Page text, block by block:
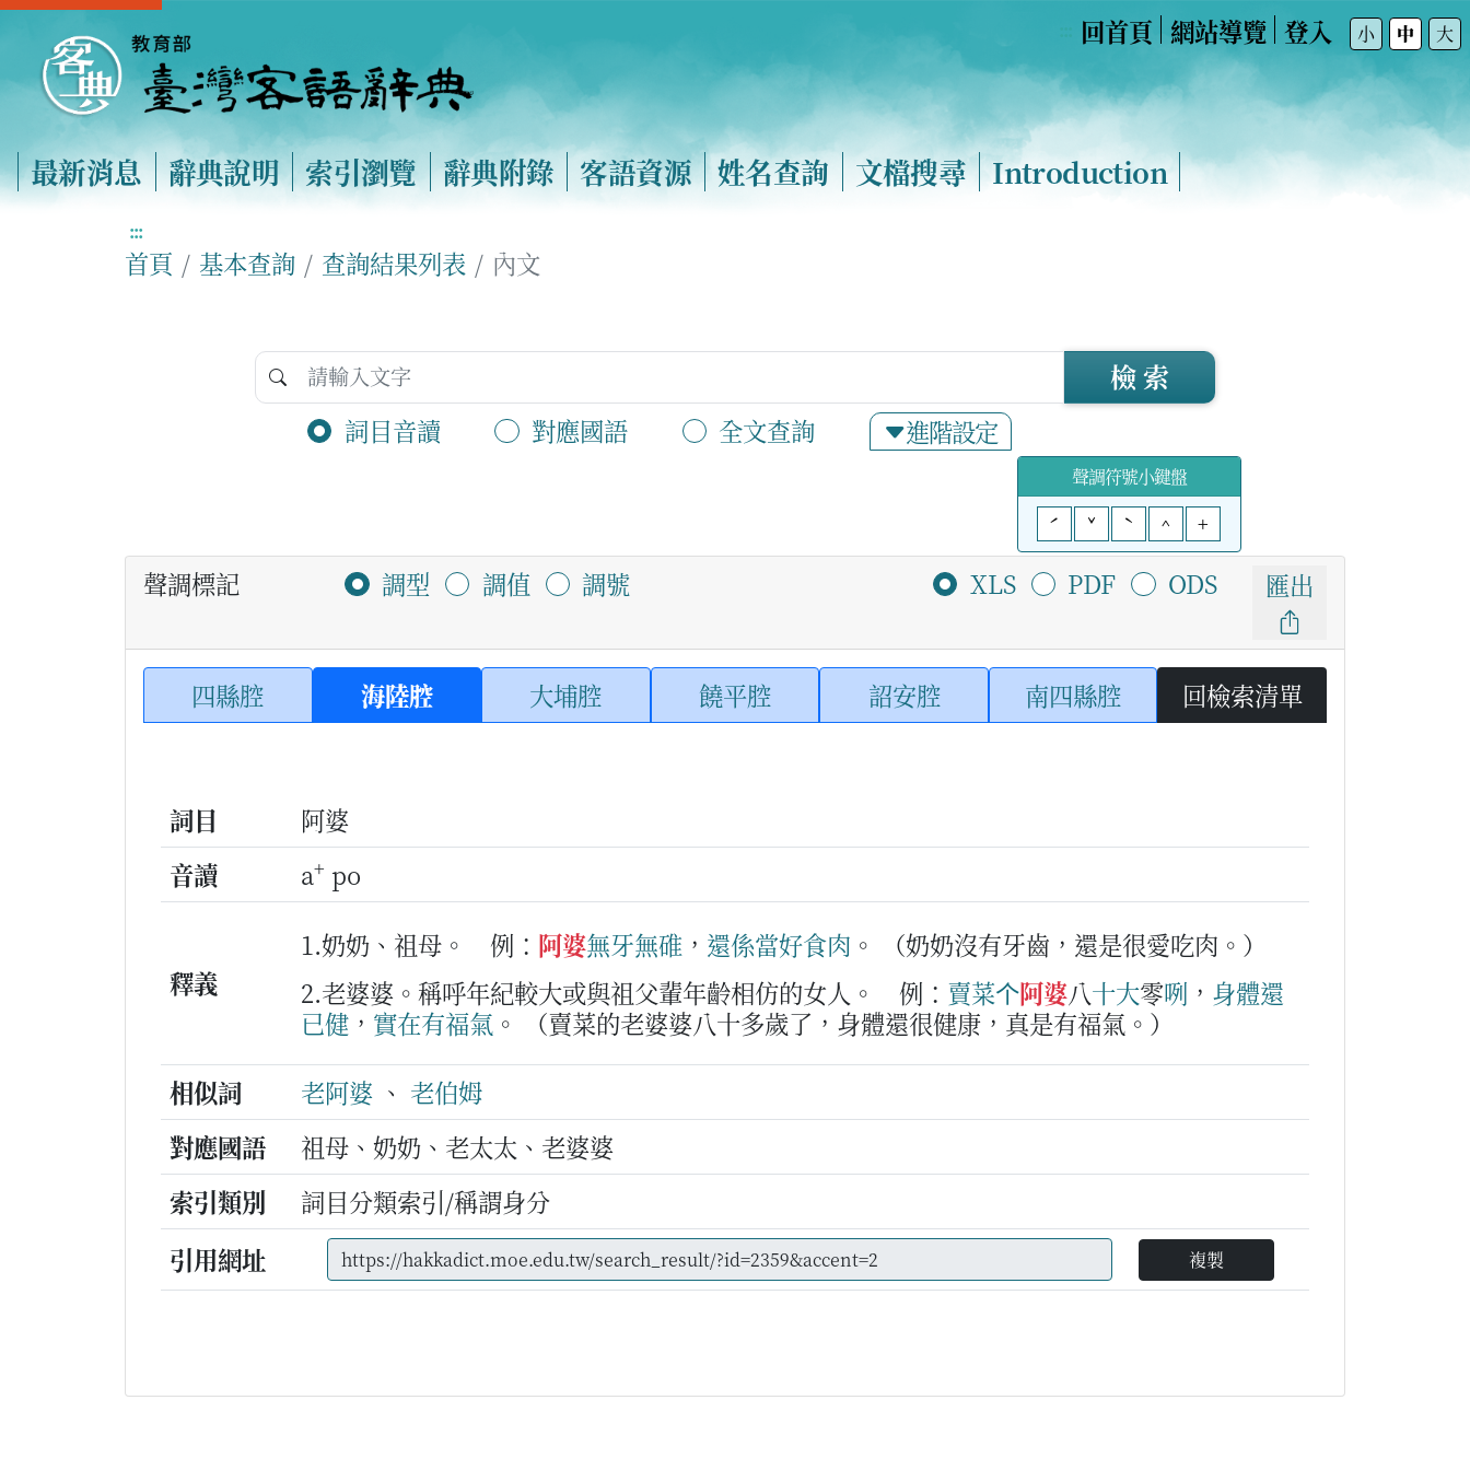
回首頁 網站導覽 登入 小 中 大
最新消息 辭典說明 索引瀏覽 辭典附錄 客語資源 姓名查詢 文檔搜尋 Introduction
:::
首頁 基本查詢 查詢結果列表 內文
詞目音讀 對應國語 全文查詢 進階設定
檢 索
聲調符號小鍵盤
ˊ
ˇ ˋ ^ +
聲調標記 調型 調值 調號 XLS PDF ODS 匯出
四縣腔 海陸腔 大埔腔 饒平腔 詔安腔 南四縣腔 回檢索清單
詞目
阿婆
音讀
a+ po
釋義
1.奶奶、祖母。 例： 阿婆無牙無碓 ， 還係當好食肉 。
（奶奶沒有牙齒，還是很愛吃肉。）
2.老婆婆。稱呼年紀較大或與祖父輩年齡相仿的女人。
例： 賣菜个阿婆八十大零咧 ， 身體還
已健 ， 實在有福氣 。
（賣菜的老婆婆八十多歲了，身體還很健康，真是有福氣。）
相似詞
老阿婆 、 老伯姆
對應國語
祖母、奶奶、老太太、老婆婆
索引類別
詞目分類索引/稱謂身分
引用網址
複製